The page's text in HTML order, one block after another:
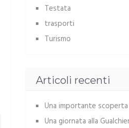
Testata
trasporti
Turismo
Articoli recenti
Una importante
Una giornata alla